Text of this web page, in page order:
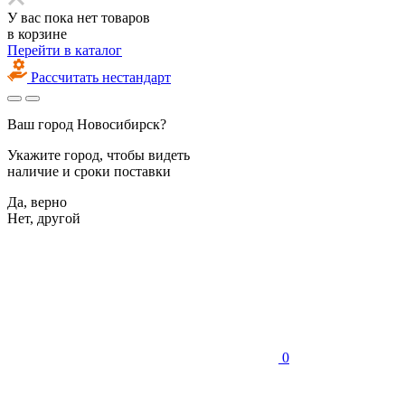
У вас пока нет товаров
в корзине
Перейти в каталог
Рассчитать нестандарт
Ваш город Новосибирск?
Укажите город, чтобы видеть
наличие и сроки поставки
Да, верно
Нет, другой
0